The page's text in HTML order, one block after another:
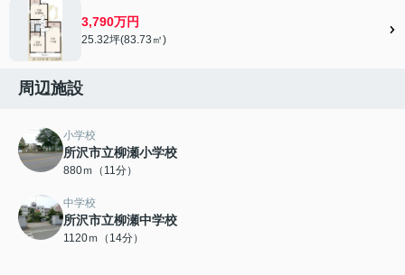
3,790万円
25.32坪(83.73㎡)
周辺施設
小学校
所沢市立柳瀬小学校
880ｍ（11分）
中学校
所沢市立柳瀬中学校
1120ｍ（14分）